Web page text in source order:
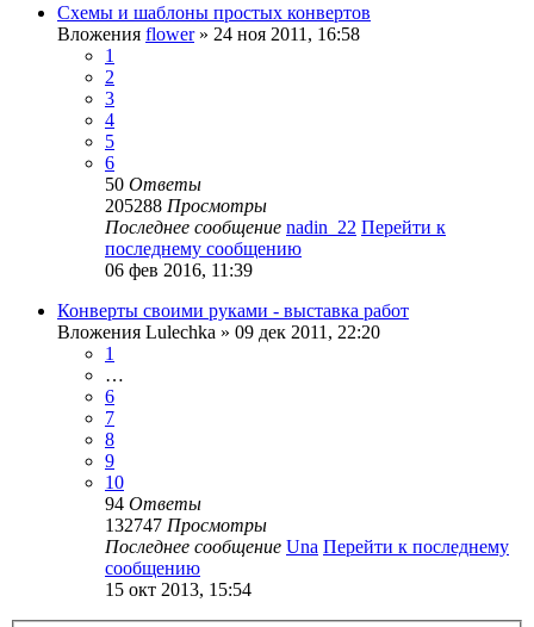
Схемы и шаблоны простых конвертов
Вложения flower» 24 ноя 2011, 16:58
1
2
3
4
5
6
50 Ответы
205288 Просмотры
Последнее сообщение nadin_22 Перейти к
последнему сообщению
06 фев 2016, 11:39
Конверты своими руками - выставка работ
Вложения Lulechka » 09 дек 2011, 22:20
1
…
6
7
8
9
10
94 Ответы
132747 Просмотры
Последнее сообщение Una Перейти к последнему
сообщению
15 окт 2013, 15:54